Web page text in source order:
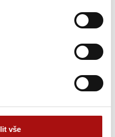
vše
médií a